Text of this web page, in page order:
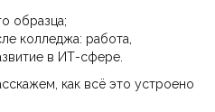
образца;
колледжа: работа,
в ИТ-сфере.
как всё это устроено